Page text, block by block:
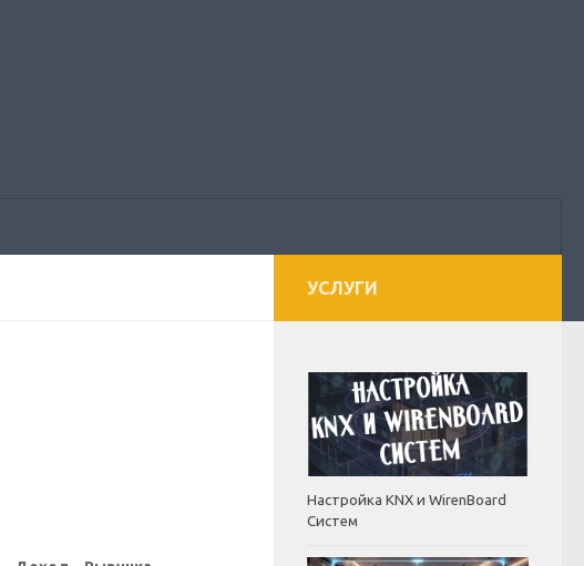
УСЛУГИ
Настройка KNX и WirenBoard
Систем